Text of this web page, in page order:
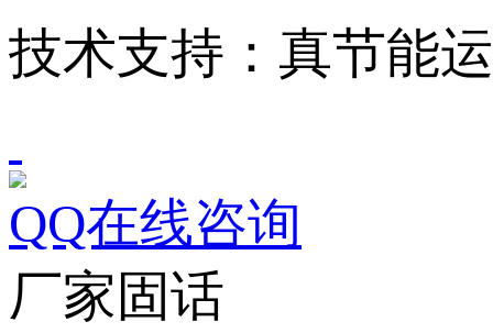
技术支持：真节能
QQ在线咨询
厂家固话